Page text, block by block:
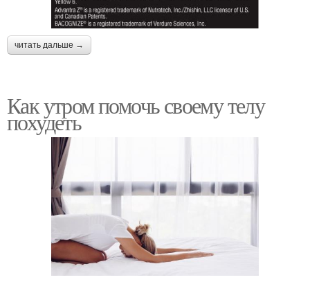
читать дальше →
Как утром помочь своему телу
похудеть